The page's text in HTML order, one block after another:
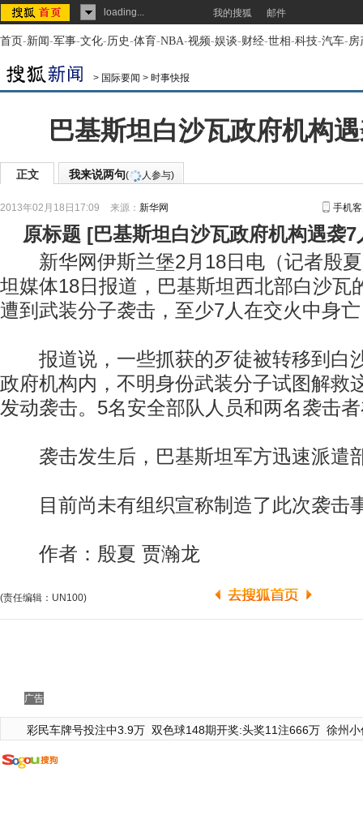
loading... 我的搜狐 邮件
首页-新闻-军事-文化-历史-体育-NBA-视频-娱谈-财经-世相-科技-汽车-房
> 国际要闻 > 时事快报
巴基斯坦白沙瓦政府机构
正文 我来说两句( 人参与)
2013年02月18日17:09 来源： 新华网 手机
原标题 [巴基斯坦白沙瓦政府机构遇袭7
新华网伊斯兰堡2月18日电（记者殷夏
坦媒体18日报道，巴基斯坦西北部白沙瓦
遭到武装分子袭击，至少7人在交火中身
报道说，一些抓获的歹徒被转移到白
政府机构内，不明身份武装分子试图解救
发动袭击。5名安全部队人员和两名袭击
袭击发生后，巴基斯坦军方迅速派遣
目前尚未有组织宣称制造了此次袭击
作者：殷夏 贾瀚龙
(责任编辑：UN100)
广告
彩民车牌号投注中3.9万 双色球148期开奖:头奖11注666万 徐州